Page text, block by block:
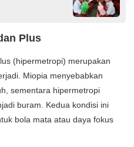
Plus
(hipermetropi) merupakan
Miopia menyebabkan
sementara hipermetropi
buram. Kedua kondisi ini
bola mata atau daya fokus